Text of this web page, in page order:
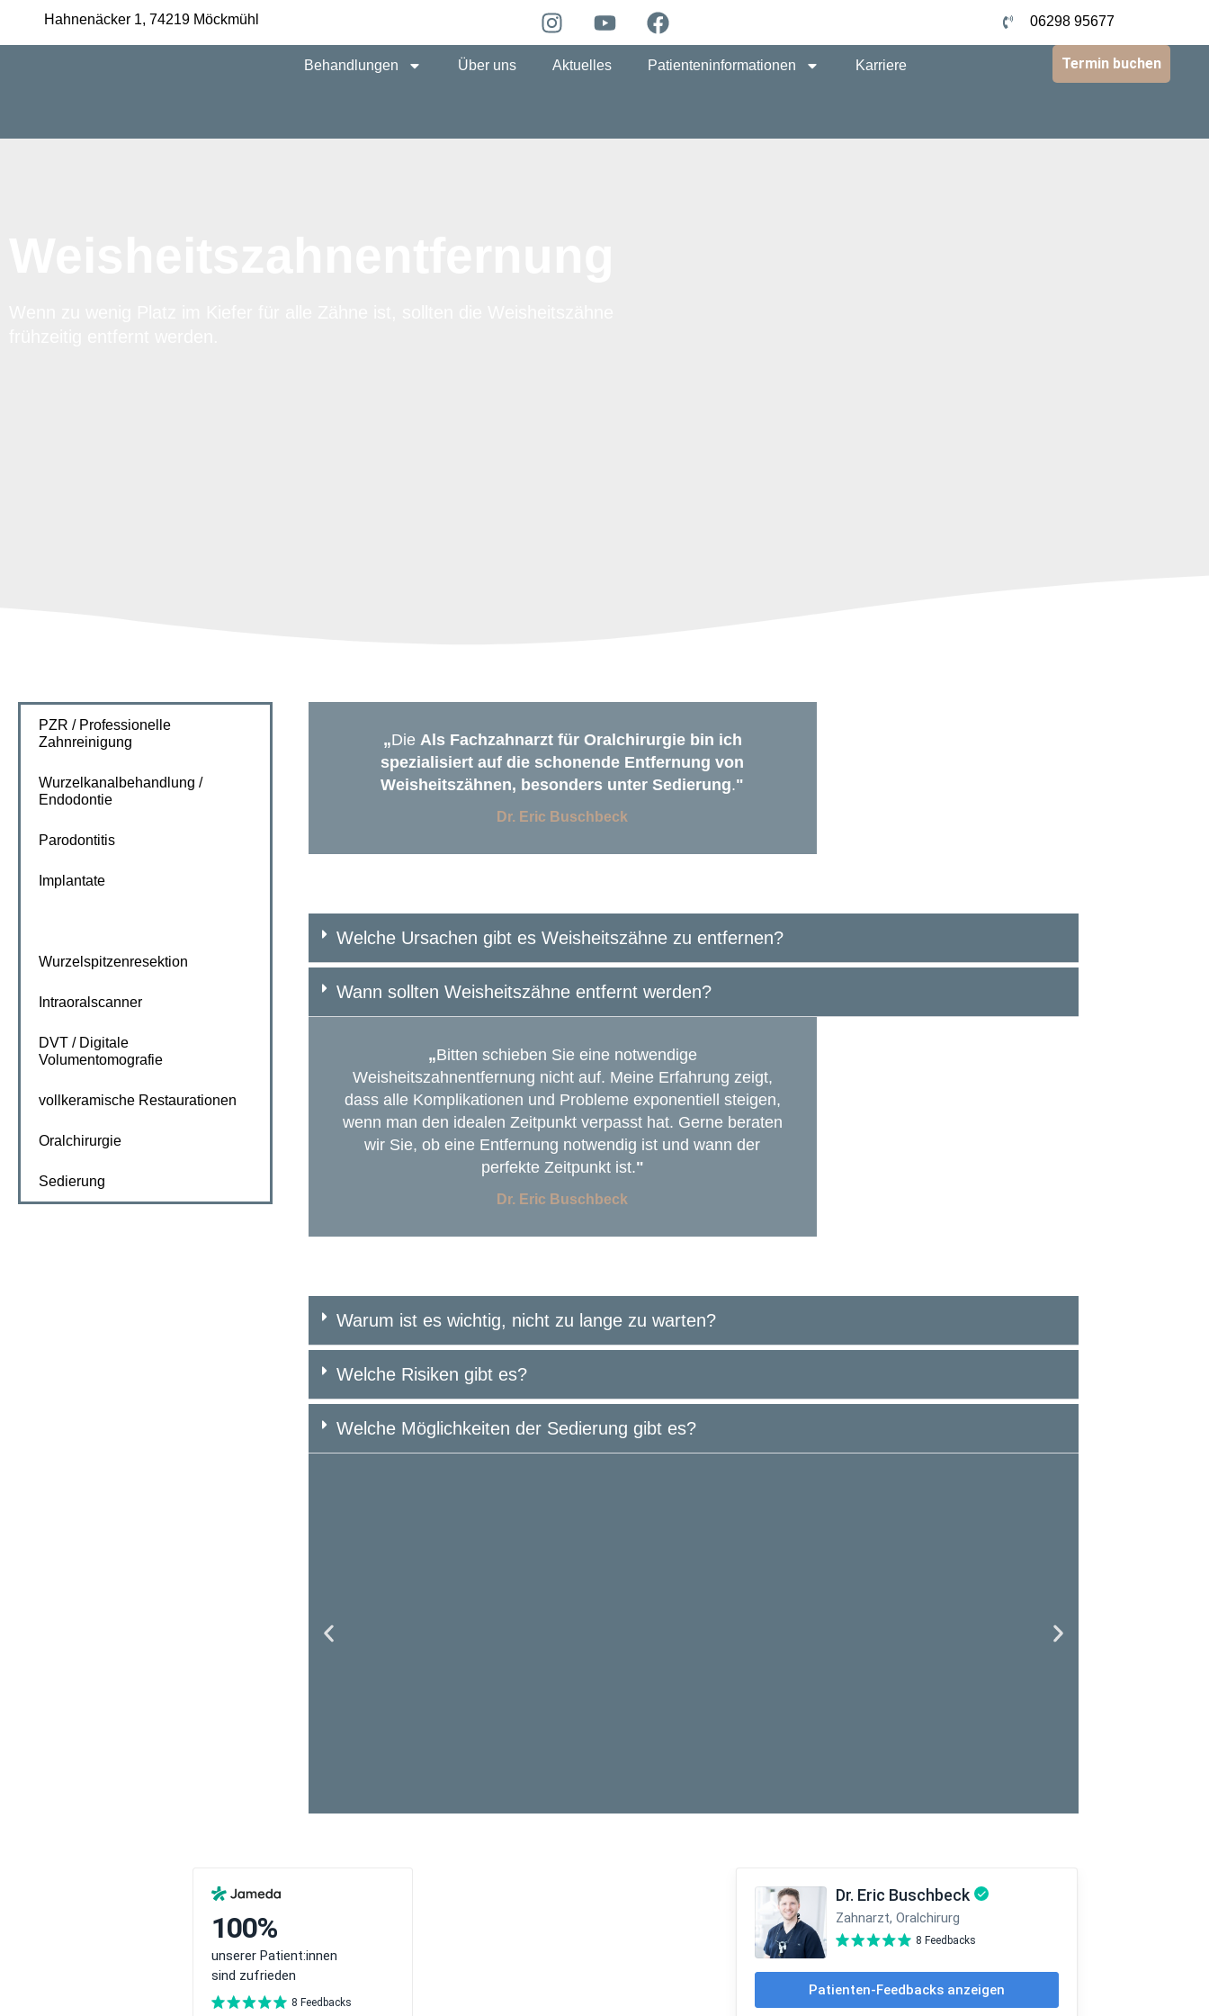
Hahnenäcker 1, 74219 Möckmühl 06298 95677
Behandlungen Über uns Aktuelles Patienteninformationen Karriere Termin buchen
PZR / Professionelle
Zahnreinigung
Wurzelkanalbehandlung /
Endodontie
Parodontitis
Implantate
Wurzelspitzenresektion
Intraoralscanner
DVT / Digitale
Volumentomografie
vollkeramische Restaurationen
Oralchirurgie
Sedierung
„Die Als Fachzahnarzt für Oralchirurgie bin ich
spezialisiert auf die schonende Entfernung von
Weisheitszähnen, besonders unter Sedierung."
Dr. Eric Buschbeck
Welche Ursachen gibt es Weisheitszähne zu entfernen?
Wann sollten Weisheitszähne entfernt werden?
„Bitten schieben Sie eine notwendige
Weisheitszahnentfernung nicht auf. Meine Erfahrung zeigt,
dass alle Komplikationen und Probleme exponentiell steigen,
wenn man den idealen Zeitpunkt verpasst hat. Gerne beraten
wir Sie, ob eine Entfernung notwendig ist und wann der
perfekte Zeitpunkt ist."
Dr. Eric Buschbeck
Warum ist es wichtig, nicht zu lange zu warten?
Welche Risiken gibt es?
Welche Möglichkeiten der Sedierung gibt es?
Die Weisheitszähne sind noch sehr klein, die
Wurzelaufzweigung ist schon zu sehen. Der Nerv
liegt deutlich unterhalb des Zahnes